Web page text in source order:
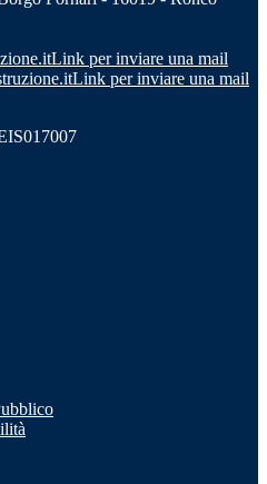
Link per inviare una mail
Link per inviare una mail